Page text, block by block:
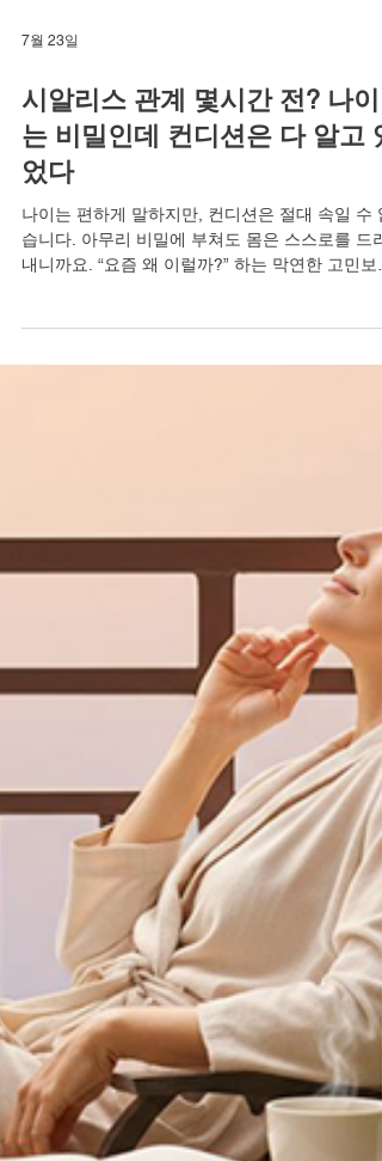
7월 23일
시알리스 관계 몇시간 전? 나이
는 비밀인데 컨디션은 다 알고
는 태도입니다. 특히 중요한 순간을 앞두고 “시알
스는 관계 몇 시간 전에 먹어야 할까?” 하는 궁금증
은 많은 분들이 실제로 경험하는 고민입니다. 오늘
은 시알리스의 정확한 복용 타이밍과 함께, 활력
치는 자신감을 되찾는 방법에 대해 이야기해보려
니다. 컨디션은 말하지 않아도 다 알려진다 아무리
나이가 비밀이어도 컨디션은 숨길 수 없습니다. 피
곤한 기색, 예전 같지 않은 활력, 그리고 중요한 순
의 주저함은 상대방에게 고스란히 전해집니다. 발
부전은 더 이상 특정 연령층의 전유물이 아닙니다.
스트레스, 혈관 건강, 호르몬 변화 등 다양한 요인
복합적으로 작용해 나타나는 신체의 신호입니다.
터넷에는 비아그라 구매, 시알리스 구매, 비아몰,